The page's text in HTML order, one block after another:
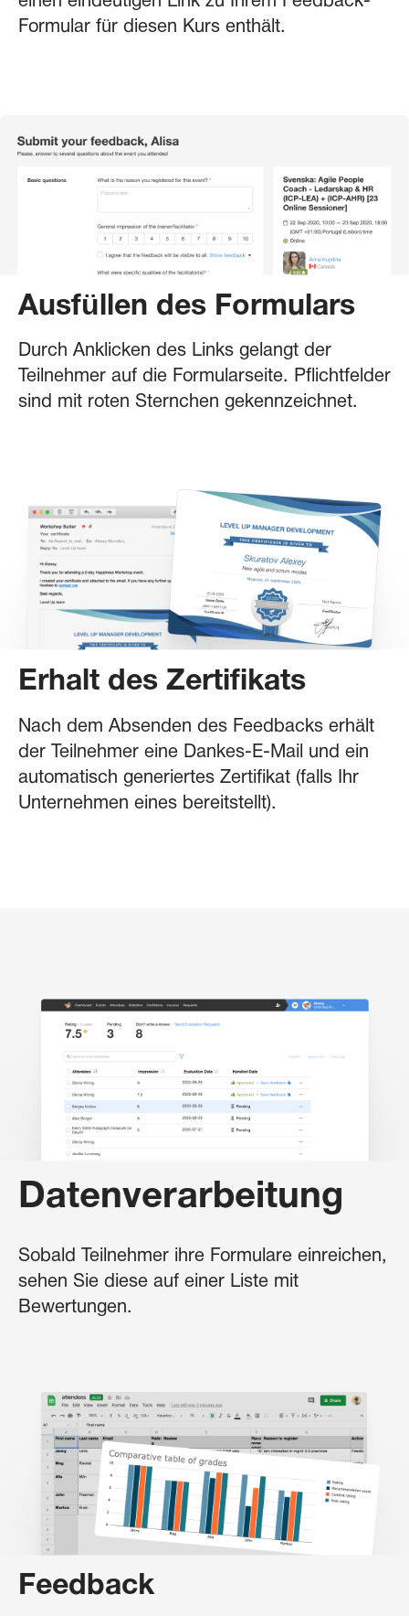
Formular für diesen Kurs enthält.
Ausfüllen des Formulars
Durch Anklicken des Links gelangt der
Teilnehmer auf die Formularseite. Pflichtfelder
sind mit roten Sternchen gekennzeichnet.
Erhalt des Zertifikats
Nach dem Absenden des Feedbacks erhält
der Teilnehmer eine Dankes-E-Mail und ein
automatisch generiertes Zertifikat (falls Ihr
Unternehmen eines bereitstellt).
Datenverarbeitung
Sobald Teilnehmer ihre Formulare einreichen,
sehen Sie diese auf einer Liste mit
Bewertungen.
Feedback